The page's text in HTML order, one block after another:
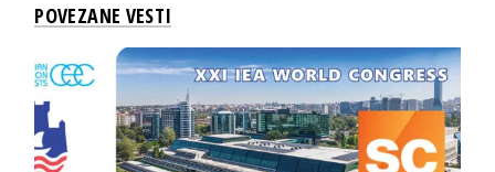
POVEZANE VESTI